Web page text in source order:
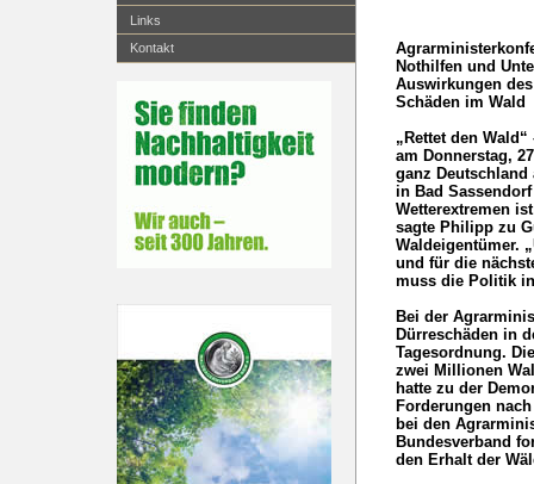
Links
Kontakt
Nothilfen und
Auswirkungen
Schäden im Wald
„Rettet den
am Donnerstag,
ganz
in Bad
Wetterextremen
sagte Philipp zu
Waldeigentümer.
und für die
muss die Politik
Bei der
Dürreschäden in
Tagesordnung.
zwei Millionen
hatte zu der
Forderungen
bei den
Bundesverband
den Erhalt der